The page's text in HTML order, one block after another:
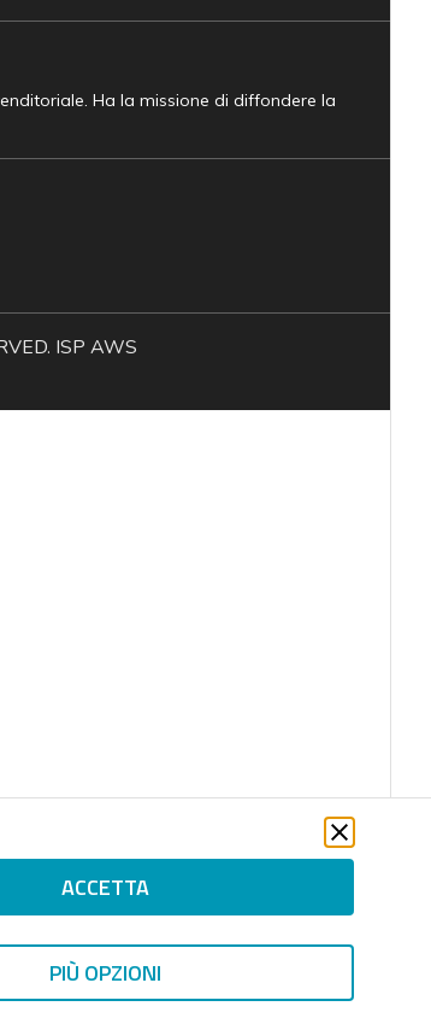
ACCETTA
PIÙ OPZIONI
Ha la missione di diffondere la
ISP AWS